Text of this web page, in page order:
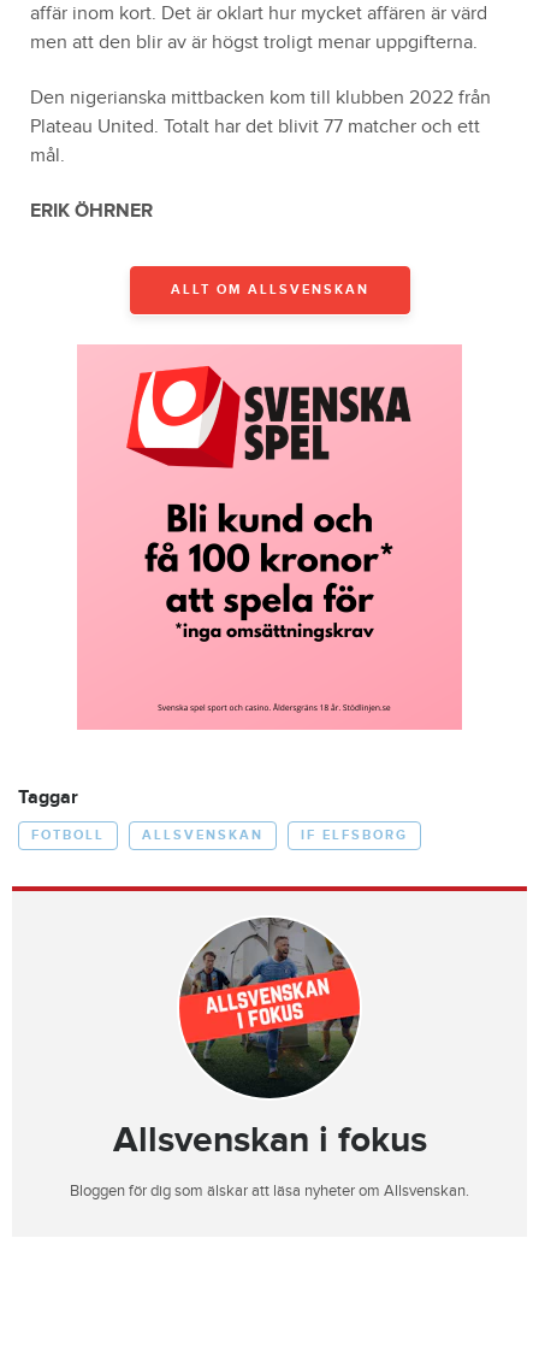
affär inom kort. Det är oklart hur mycket affären är värd
men att den blir av är högst troligt menar uppgifterna.
Den nigerianska mittbacken kom till klubben 2022 från
Plateau United. Totalt har det blivit 77 matcher och ett
mål.
ERIK ÖHRNER
ALLT OM ALLSVENSKAN
Taggar
FOTBOLL ALLSVENSKAN IF ELFSBORG
Allsvenskan i fokus
Bloggen för dig som älskar att läsa nyheter om Allsvenskan.